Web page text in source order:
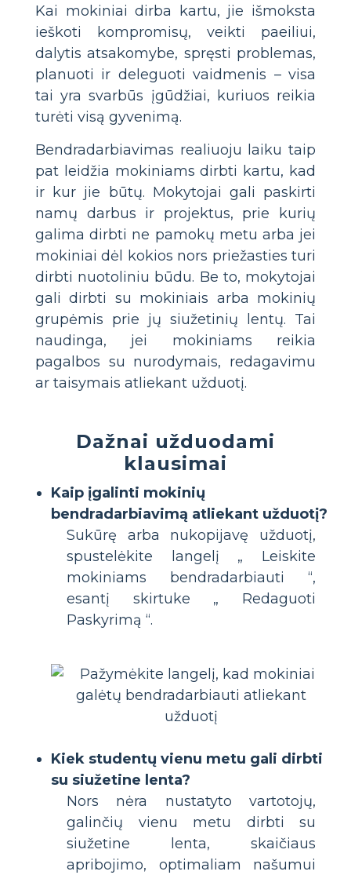
Kai mokiniai dirba kartu, jie išmoksta
ieškoti kompromisų, veikti paeiliui,
dalytis atsakomybe, spręsti problemas,
planuoti ir deleguoti vaidmenis – visa
tai yra svarbūs įgūdžiai, kuriuos reikia
turėti visą gyvenimą.
Bendradarbiavimas realiuoju laiku taip
pat leidžia mokiniams dirbti kartu, kad
ir kur jie būtų. Mokytojai gali paskirti
namų darbus ir projektus, prie kurių
galima dirbti ne pamokų metu arba jei
mokiniai dėl kokios nors priežasties turi
dirbti nuotoliniu būdu. Be to, mokytojai
gali dirbti su mokiniais arba mokinių
grupėmis prie jų siužetinių lentų. Tai
naudinga, jei mokiniams reikia
pagalbos su nurodymais, redagavimu
ar taisymais atliekant užduotį.
Dažnai užduodami
klausimai
Kaip įgalinti mokinių
bendradarbiavimą atliekant užduotį?
Sukūrę arba nukopijavę užduotį,
spustelėkite langelį „ Leiskite
mokiniams bendradarbiauti “,
esantį skirtuke „ Redaguoti
Paskyrimą “.
Kiek studentų vienu metu gali dirbti
su siužetine lenta?
Nors nėra nustatyto vartotojų,
galinčių vienu metu dirbti su
siužetine lenta, skaičiaus
apribojimo, optimaliam našumui